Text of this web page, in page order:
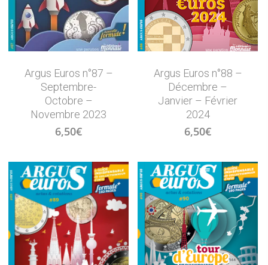
Argus Euros n°87 –
Septembre-
Octobre –
Novembre 2023
6,50€
Argus Euros n°88 –
Décembre –
Janvier – Février
2024
6,50€